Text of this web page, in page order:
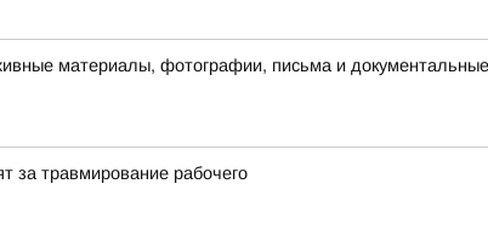
материалы, фотографии, письма и
за травмирование рабочего